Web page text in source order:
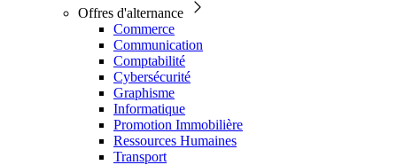
Offres d'alternance
Commerce
Communication
Comptabilité
Cybersécurité
Graphisme
Informatique
Promotion Immobilière
Ressources Humaines
Transport